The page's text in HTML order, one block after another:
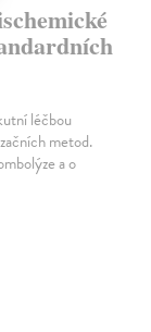
léčbou
metod.
a o